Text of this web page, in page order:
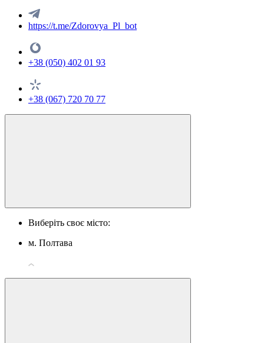
https://t.me/Zdorovya_Pl_bot
+38 (050) 402 01 93
+38 (067) 720 70 77
Виберіть своє місто:
м. Полтава